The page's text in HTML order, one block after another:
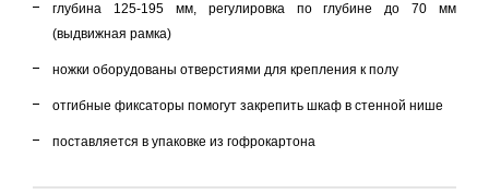
глубина 125-195 мм, регулировка по глубине до 70 мм
(выдвижная рамка)
ножки оборудованы отверстиями для крепления к полу
отгибные фиксаторы помогут закрепить шкаф в стенной нише
поставляется в упаковке из гофрокартона